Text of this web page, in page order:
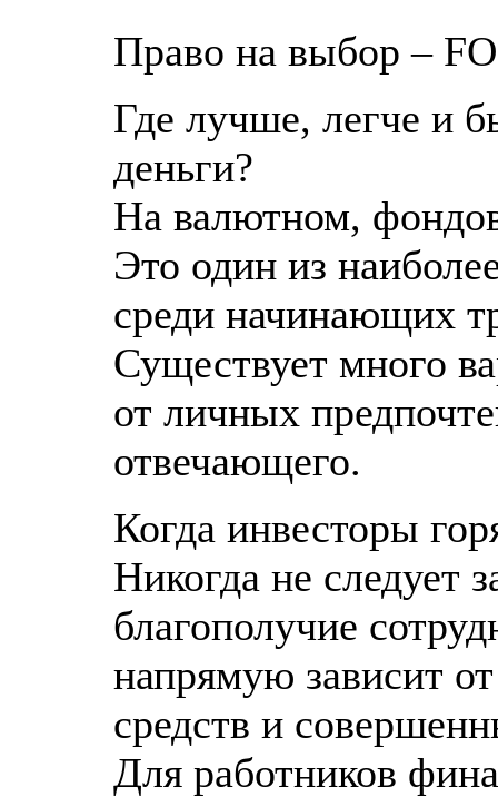
Право на выбор –
Где лучше, легче и
деньги?
На валютном,
Это один из
среди начинающих
Существует много
от личных
отвечающего.
Когда инвесторы
Никогда не следует
благополучие
напрямую зависит
средств и
Для работников